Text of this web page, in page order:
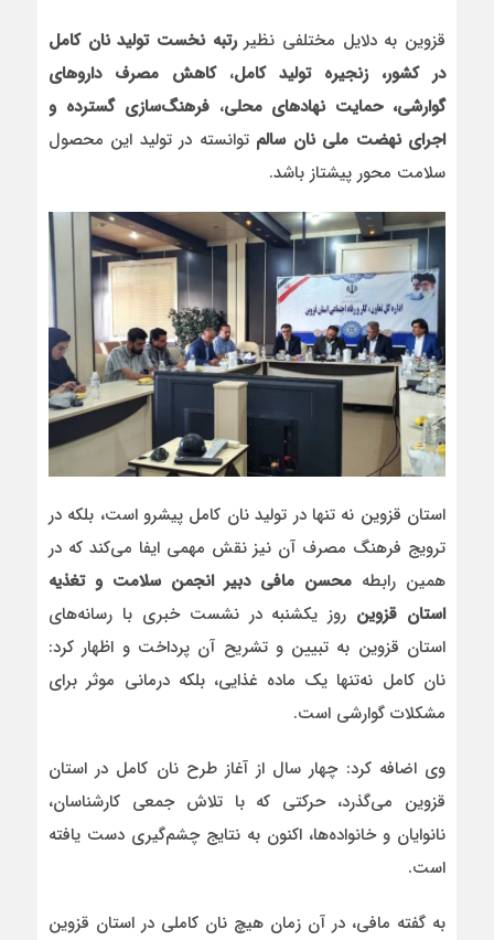
قزوین به دلایل مختلفی نظیررتبه نخست تولید نان کامل
در کشور،زنجیره تولید کامل،کاهش مصرف داروهای
گوارشی،حمایت نهادهای محلی،فرهنگ‌سازی گسترده و
اجراینهضت ملی نان سالمتوانسته در تولید این محصول
سلامت محور پیشتاز باشد.
استان قزوین نه تنها در تولید نان کامل پیشرو است، بلکه در
ترویج فرهنگ مصرف آن نیز نقش مهمی ایفا می‌کند که در
همین رابطه محسن مافی دبیر انجمن سلامت و تغذیه
استان قزوین روز یکشنبه در نشست خبری با رسانه‌های
استان قزوین به تبیین و تشریح آن پرداخت و اظهار کرد:
نان کامل نه‌تنها یک ماده غذایی، بلکه درمانی موثر برای
مشکلات گوارشی است.
وی اضافه کرد: چهار سال از آغاز طرح نان کامل در استان
قزوین می‌گذرد، حرکتی که با تلاش جمعی کارشناسان،
نانوایان و خانواده‌ها، اکنون به نتایج چشم‌گیری دست یافته
است.
به گفته مافی، در آن زمان هیچ نان کاملی در استان قزوین